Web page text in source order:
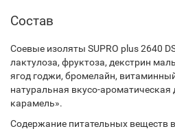
Состав
Соевые изоляты SUPRO plus 2640
лактулоза, фруктоза, декстрин
ягод годжи, бромелайн,
натуральная вкусо-
карамель».
Содержание питательных веществ